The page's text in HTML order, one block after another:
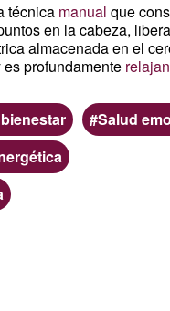
técnica manual que
en la cabeza,
almacenada en el
profundamente
Salud